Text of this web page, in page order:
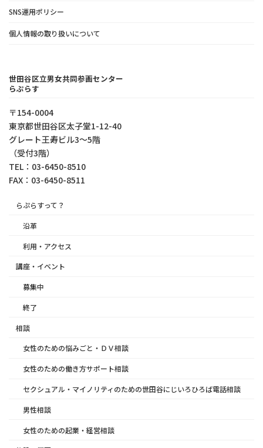
SNS運用ポリシー
個人情報の取り扱いについて
世田谷区立男女共同参画センター
らぷらす
〒154-0004
東京都世⽥⾕区太⼦堂1-12-40
グレート王寿ビル3～5階
（受付3階）
TEL：03-6450-8510
FAX：03-6450-8511
らぷらすって？
沿革
利用・アクセス
講座・イベント
募集中
終了
相談
女性のための悩みごと・ＤＶ相談
女性のための働き方サポート相談
セクシュアル・マイノリティのための世田谷にじいろひろば電話相談
男性相談
女性のための起業・経営相談